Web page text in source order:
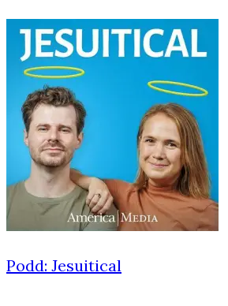
Podd: Jesuitical